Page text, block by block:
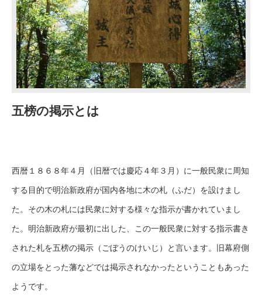
五榜の掲示とは
西暦１８６８年４月（旧暦では慶応４年３月）に一般民衆に周知
する目的で明治新政府が国内各地に木の札（ふだ）を設けまし
た。その木の札には民衆に対する様々な指示が書かれていまし
た。明治新政府が最初に出した、この一般民衆に対する指示書き
された札を五榜の掲示（ごぼうのけいじ）と言います。旧幕府側
の立場をとった藩などでは掲示されなかったということもあった
ようです。